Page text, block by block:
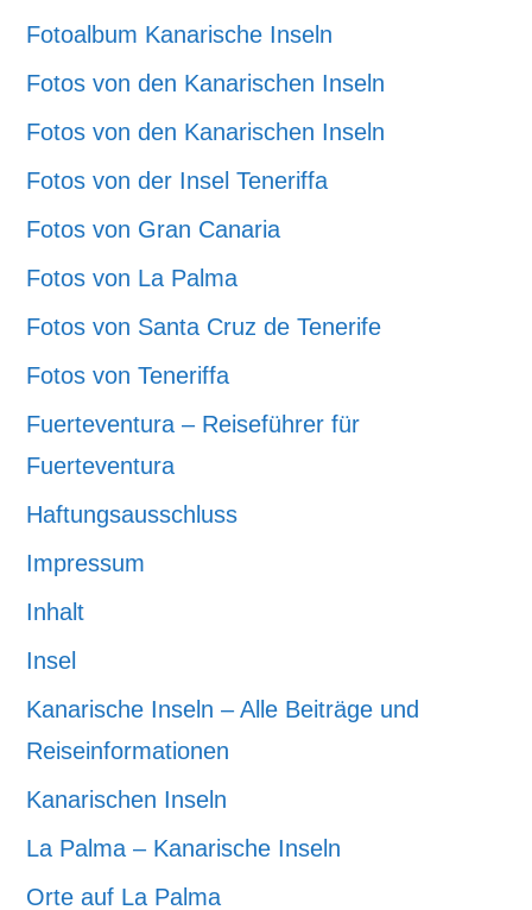
Fotoalbum Kanarische Inseln
Fotos von den Kanarischen Inseln
Fotos von den Kanarischen Inseln
Fotos von der Insel Teneriffa
Fotos von Gran Canaria
Fotos von La Palma
Fotos von Santa Cruz de Tenerife
Fotos von Teneriffa
Fuerteventura – Reiseführer für
Fuerteventura
Haftungsausschluss
Impressum
Inhalt
Insel
Kanarische Inseln – Alle Beiträge und
Reiseinformationen
Kanarischen Inseln
La Palma – Kanarische Inseln
Orte auf La Palma